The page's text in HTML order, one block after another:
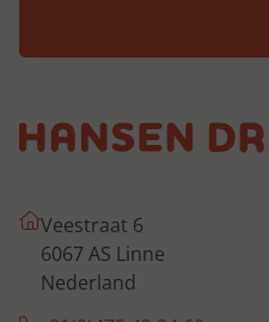
Veestraat 6
6067 AS Linne
Nederland